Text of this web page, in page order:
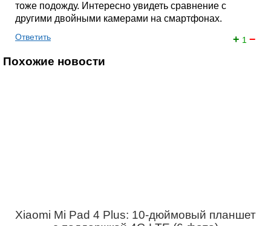
тоже подожду. Интересно увидеть сравнение с
другими двойными камерами на смартфонах.
+ 1 −
Ответить
Похожие новости
Xiaomi Mi Pad 4 Plus: 10-дюймовый планшет